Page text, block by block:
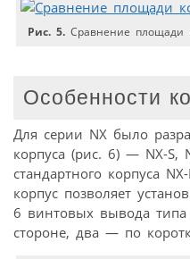
Рис. 5. Cравнение площади
Особенности
Для серии NX было
корпуса (рис. 6) — NX-S,
стандартного корпуса
корпус позволяет
6 винтовых вывода
стороне, два — по